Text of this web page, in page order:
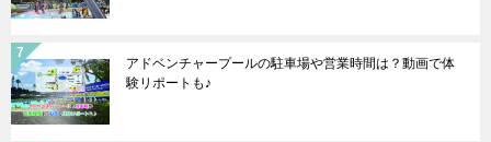
アドベンチャープールの駐車場や営業時間は？動画で体
験リポートも♪